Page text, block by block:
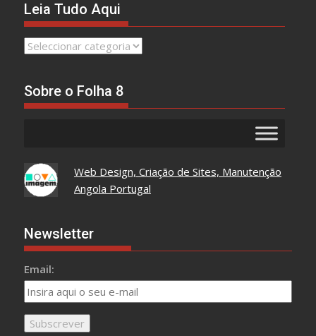
Leia Tudo Aqui
Leia
Sobre o Folha 8
Web Design, Criação de Sites, Manutenção
Angola Portugal
Newsletter
Email: